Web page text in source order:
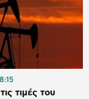
τιμές του